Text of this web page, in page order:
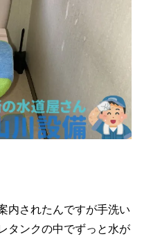
内されたんですが手洗い
タンクの中でずっと水が